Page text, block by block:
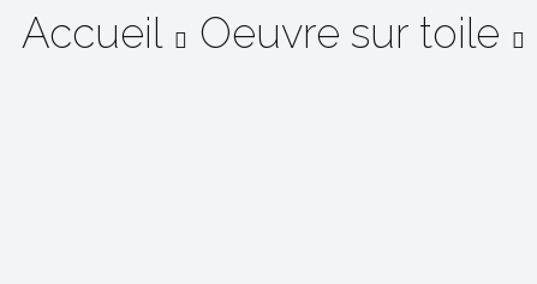
Accueil Oeuvre sur toile